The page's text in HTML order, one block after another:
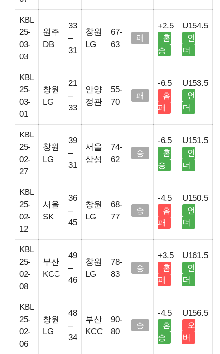
KBL
25-
03-
03
원주
DB
33
–
31
창원
LG
67-
63
패
+2.5
홈
승
U154.5
언
더
KBL
25-
03-
01
창원
LG
21
–
33
안양
정관
55-
70
패
-6.5
홈
패
U153.5
언
더
KBL
25-
02-
27
창원
LG
39
–
31
서울
삼성
74-
62
승
-6.5
홈
승
U151.5
언
더
KBL
25-
02-
12
서울
SK
36
–
45
창원
LG
68-
77
승
-4.5
홈
패
U150.5
언
더
KBL
25-
02-
08
부산
KCC
49
–
46
창원
LG
78-
83
승
+3.5
홈
패
U161.5
언
더
KBL
25-
02-
06
창원
LG
48
–
34
부산
KCC
90-
80
승
-4.5
홈
승
U156.5
오
버